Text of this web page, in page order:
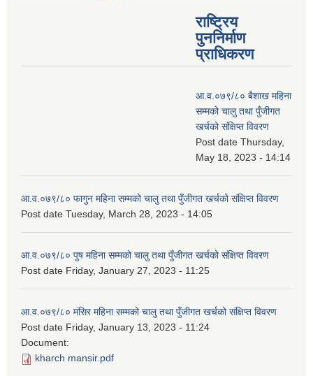
राष्ट्रिय
पुननिर्माण
प्राधिकरण
आ.व.०७९/८० बैशाख महिना
सम्मको चालु तथा पुँजीगत
खर्चको संक्षिप्त विवरण
Post date Thursday,
May 18, 2023 - 14:14
आ.व.०७९/८० फागुन महिना सम्मको चालु तथा पुँजीगत खर्चको संक्षिप्त विवरण
Post date Tuesday, March 28, 2023 - 14:05
आ.व.०७९/८० पुष महिना सम्मको चालु तथा पुँजीगत खर्चको संक्षिप्त विवरण
Post date Friday, January 27, 2023 - 11:25
आ.व.०७९/८० मंसिर महिना सम्मको चालु तथा पुँजीगत खर्चको संक्षिप्त विवरण
Post date Friday, January 13, 2023 - 11:24
Document:
kharch mansir.pdf